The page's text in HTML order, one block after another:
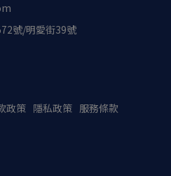
號/明愛街39號
政策 隱私政策 服務條款